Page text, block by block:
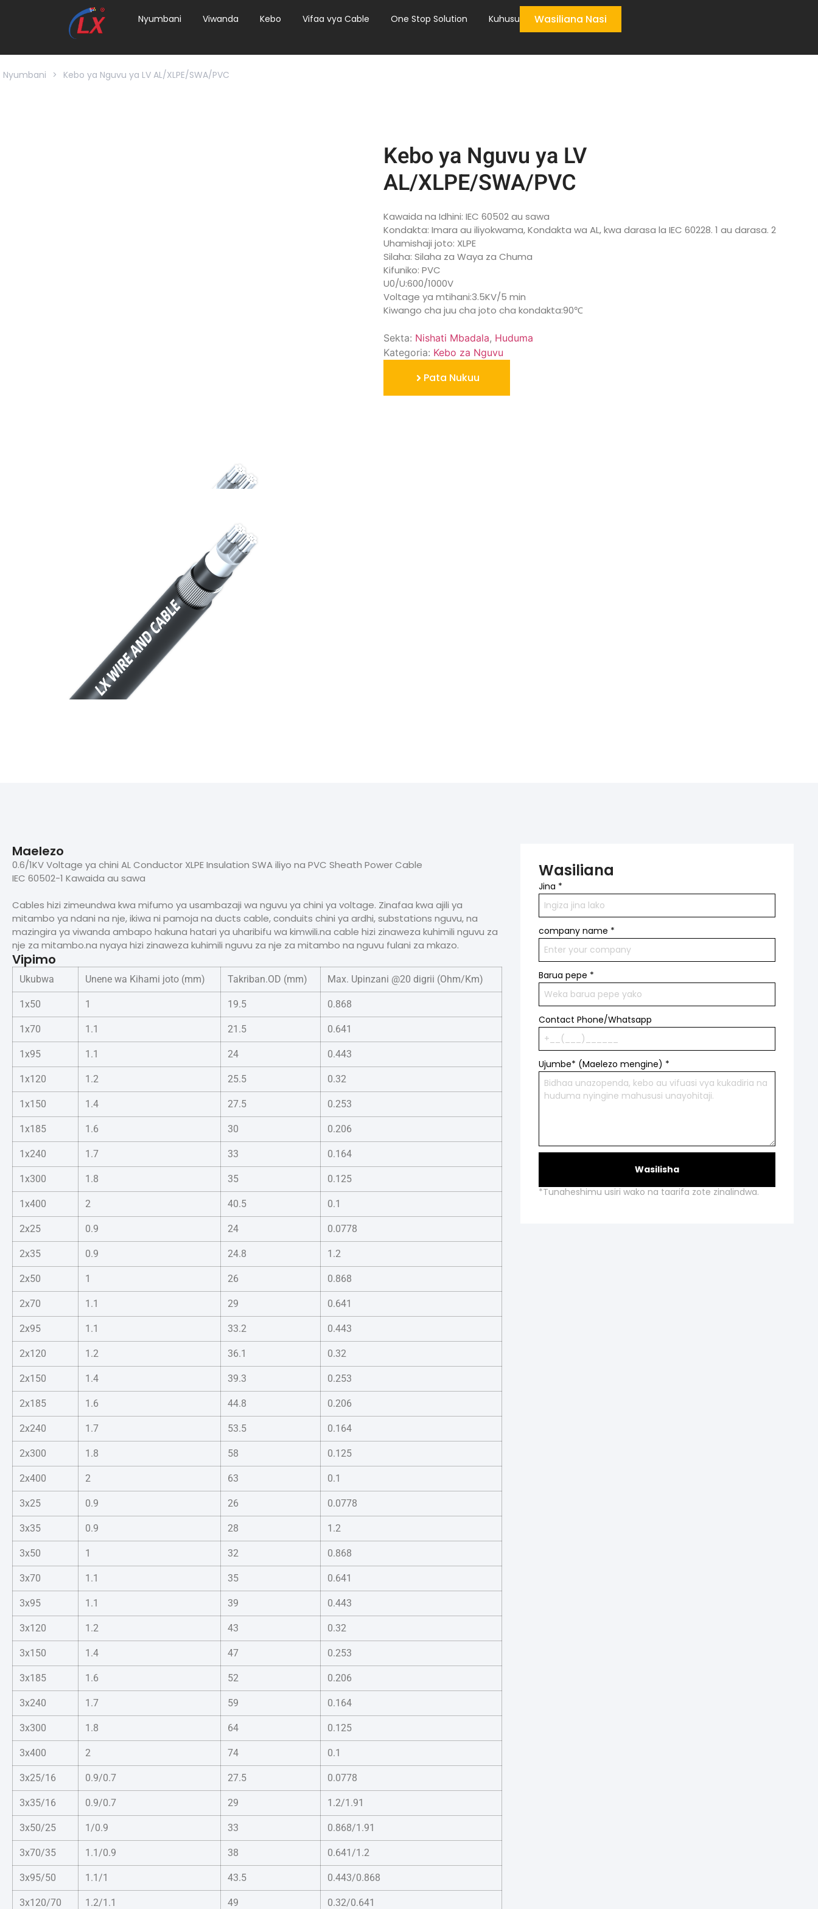
Nyumbani Viwanda Kebo Vifaa vya Cable One Stop Solution Kuhusu Wasiliana Nasi
Nyumbani > Kebo ya Nguvu ya LV AL/XLPE/SWA/PVC
Kebo ya Nguvu ya LV
AL/XLPE/SWA/PVC
Kawaida na Idhini: IEC 60502 au sawa
Kondakta: Imara au iliyokwama, Kondakta wa AL, kwa darasa la IEC 60228. 1 au darasa. 2
Uhamishaji joto: XLPE
Silaha: Silaha za Waya za Chuma
Kifuniko: PVC
U0/U:600/1000V
Voltage ya mtihani:3.5KV/5 min
Kiwango cha juu cha joto cha kondakta:90℃
Sekta: Nishati Mbadala, Huduma
Kategoria: Kebo za Nguvu
Pata Nukuu
Maelezo
0.6/1KV Voltage ya chini AL Conductor XLPE Insulation SWA iliyo na PVC Sheath Power Cable
IEC 60502-1 Kawaida au sawa
Cables hizi zimeundwa kwa mifumo ya usambazaji wa nguvu ya chini ya voltage. Zinafaa kwa ajili ya
mitambo ya ndani na nje, ikiwa ni pamoja na ducts cable, conduits chini ya ardhi, substations nguvu, na
mazingira ya viwanda ambapo hakuna hatari ya uharibifu wa kimwili.na cable hizi zinaweza kuhimili nguvu za
nje za mitambo.na nyaya hizi zinaweza kuhimili nguvu za nje za mitambo na nguvu fulani za mkazo.
Vipimo
Ukubwa Unene wa Kihami joto (mm) Takriban.OD (mm) Max. Upinzani @20 digrii (Ohm/Km)
1x50 1 19.5 0.868
1x70 1.1 21.5 0.641
1x95 1.1 24 0.443
1x120 1.2 25.5 0.32
1x150 1.4 27.5 0.253
1x185 1.6 30 0.206
1x240 1.7 33 0.164
1x300 1.8 35 0.125
1x400 2 40.5 0.1
2x25 0.9 24 0.0778
2x35 0.9 24.8 1.2
2x50 1 26 0.868
2x70 1.1 29 0.641
2x95 1.1 33.2 0.443
2x120 1.2 36.1 0.32
2x150 1.4 39.3 0.253
2x185 1.6 44.8 0.206
2x240 1.7 53.5 0.164
2x300 1.8 58 0.125
2x400 2 63 0.1
3x25 0.9 26 0.0778
3x35 0.9 28 1.2
3x50 1 32 0.868
3x70 1.1 35 0.641
3x95 1.1 39 0.443
3x120 1.2 43 0.32
3x150 1.4 47 0.253
3x185 1.6 52 0.206
3x240 1.7 59 0.164
3x300 1.8 64 0.125
3x400 2 74 0.1
3x25/16 0.9/0.7 27.5 0.0778
3x35/16 0.9/0.7 29 1.2/1.91
3x50/25 1/0.9 33 0.868/1.91
3x70/35 1.1/0.9 38 0.641/1.2
3x95/50 1.1/1 43.5 0.443/0.868
3x120/70 1.2/1.1 49 0.32/0.641
Wasiliana
Jina *
company name *
Barua pepe *
Contact Phone/Whatsapp
Ujumbe* (Maelezo mengine) *
Wasilisha
*Tunaheshimu usiri wako na taarifa zote zinalindwa.